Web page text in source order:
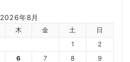
2026年8月
木 金 土
日
1
2
6 7 8
9